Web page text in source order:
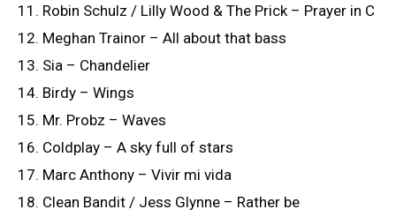
11. Robin Schulz / Lilly Wood & The Prick – Prayer in C
12. Meghan Trainor – All about that bass
13. Sia – Chandelier
14. Birdy – Wings
15. Mr. Probz – Waves
16. Coldplay – A sky full of stars
17. Marc Anthony – Vivir mi vida
18. Clean Bandit / Jess Glynne – Rather be